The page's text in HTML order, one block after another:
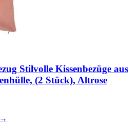
Stilvolle Kissenbezüge aus
(2 Stück), Altrose
→